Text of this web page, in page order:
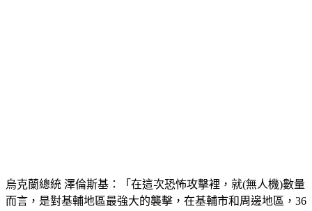
烏克蘭總統 澤倫斯基：「在這次恐怖攻擊裡，就(無人機)數量
而言，是對基輔地區最強大的襲擊，在基輔市和周邊地區，36